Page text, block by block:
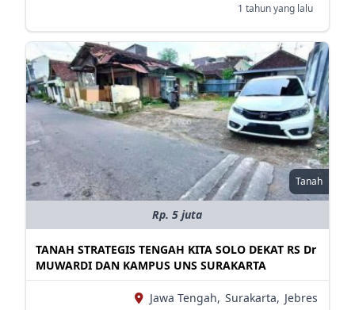
1 tahun yang lalu
Tanah
Rp. 5 juta
TANAH STRATEGIS TENGAH KITA SOLO DEKAT RS Dr
MUWARDI DAN KAMPUS UNS SURAKARTA
Jawa Tengah, Surakarta, Jebres